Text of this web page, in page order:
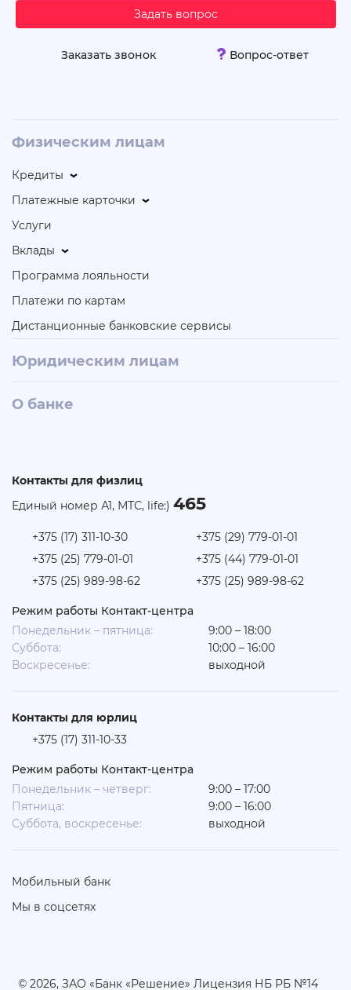
Задать вопрос
Заказать звонок Вопрос-ответ
Физическим лицам
Кредиты
Платежные карточки
Услуги
Вклады
Программа лояльности
Платежи по картам
Дистанционные банковские сервисы
Юридическим лицам
О банке
Контакты для физлиц
Единый номер А1, МТС, life:) 465
+375 (17) 311-10-30
+375 (29) 779-01-01
+375 (25) 779-01-01
+375 (44) 779-01-01
+375 (25) 989-98-62
+375 (25) 989-98-62
Режим работы Контакт-центра
Понедельник – пятница:
9:00 – 18:00
Суббота:
10:00 – 16:00
Воскресенье:
выходной
Контакты для юрлиц
+375 (17) 311-10-33
Режим работы Контакт-центра
Понедельник – четверг:
9:00 – 17:00
Пятница:
9:00 – 16:00
Суббота, воскресенье:
выходной
Мобильный банк
Мы в соцсетях
© 2026, ЗАО «Банк «Решение» Лицензия НБ РБ №14